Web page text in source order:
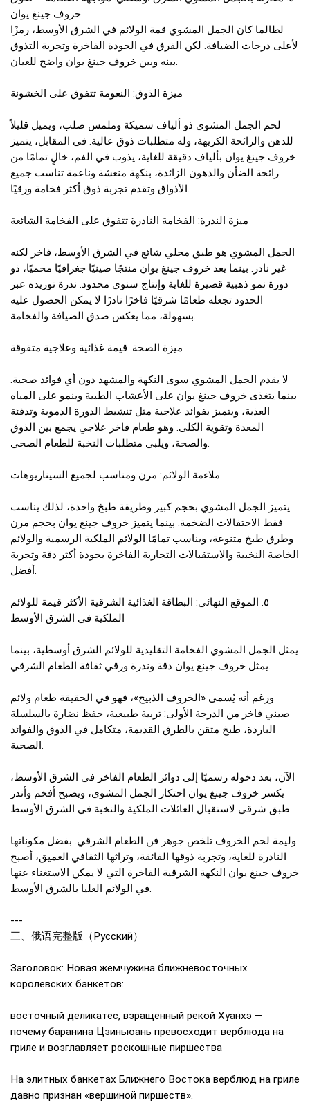
خروف جينغ يوان
لطالما كان الجمل المشوي قمة الولائم في الشرق الأوسط، رمزًا
لأعلى درجات الضيافة. لكن الفرق في الجودة الفاخرة وتجربة التذوق
بينه وبين خروف جينغ يوان واضح للعيان.
ميزة الذوق: النعومة تتفوق على الخشونة
لحم الجمل المشوي ذو ألياف سميكة وملمس صلب، ويميل قليلاً
للدهن والرائحة الكريهة، وله متطلبات ذوق عالية. في المقابل، يتميز
خروف جينغ يوان بألياف دقيقة للغاية، يذوب في الفم، خالٍ تمامًا من
رائحة الضأن والدهون الزائدة، بنكهة منعشة وناعمة تناسب جميع
الأذواق وتقدم تجربة ذوق أكثر فخامة ورقيًا.
ميزة الندرة: الفخامة النادرة تتفوق على الفخامة الشائعة
الجمل المشوي هو طبق محلي شائع في الشرق الأوسط، فاخر لكنه
غير نادر. بينما يعد خروف جينغ يوان منتجًا صينيًا جغرافيًا محميًا، ذو
دورة نمو ذهبية قصيرة للغاية وإنتاج سنوي محدود. ندرة توريده عبر
الحدود تجعله طعامًا شرقيًا فاخرًا نادرًا لا يمكن الحصول عليه
بسهولة، مما يعكس صدق الضيافة والفخامة.
ميزة الصحة: قيمة غذائية وعلاجية متفوقة
لا يقدم الجمل المشوي سوى النكهة والمشهد دون أي فوائد صحية.
بينما يتغذى خروف جينغ يوان على الأعشاب الطبية وينمو على المياه
العذبة، ويتميز بفوائد علاجية مثل تنشيط الدورة الدموية وتدفئة
المعدة وتقوية الكلى. وهو طعام فاخر علاجي يجمع بين الذوق
والصحة، ويلبي متطلبات النخبة للطعام الصحي.
ملاءمة الولائم: مرن ومناسب لجميع السيناريوهات
يتميز الجمل المشوي بحجم كبير وطريقة طبخ واحدة، لذلك يناسب
فقط الاحتفالات الضخمة. بينما يتميز خروف جينغ يوان بحجم مرن
وطرق طبخ متنوعة، ويناسب تمامًا الولائم الملكية الرسمية والولائم
الخاصة النخبية والاستقبالات التجارية الفاخرة بجودة أكثر دقة وتجربة
أفضل.
٥. الموقع النهائي: البطاقة الغذائية الشرقية الأكثر قيمة للولائم
الملكية في الشرق الأوسط
يمثل الجمل المشوي الفخامة التقليدية للولائم الشرق أوسطية، بينما
يمثل خروف جينغ يوان دقة وندرة ورقي ثقافة الطعام الشرقي.
ورغم أنه يُسمى «الخروف الذبيح»، فهو في الحقيقة طعام ولائم
صيني فاخر من الدرجة الأولى: تربية طبيعية، حفظ نضارة بالسلسلة
الباردة، طبخ متقن بالطرق القديمة، متكامل في الذوق والفوائد
الصحية.
الآن، بعد دخوله رسميًا إلى دوائر الطعام الفاخر في الشرق الأوسط،
يكسر خروف جينغ يوان احتكار الجمل المشوي، ويصبح أفخم وأندر
طبق شرقي لاستقبال العائلات الملكية والنخبة في الشرق الأوسط.
وليمة لحم الخروف تلخص جوهر فن الطعام الشرقي. بفضل مكوناتها
النادرة للغاية، وتجربة ذوقها الفائقة، وتراثها الثقافي العميق، أصبح
خروف جينغ يوان النكهة الشرقية الفاخرة التي لا يمكن الاستغناء عنها
في الولائم العليا بالشرق الأوسط.
---
三、俄语完整版（Русский）
Заголовок: Новая жемчужина ближневосточных
королевских банкетов:
восточный деликатес, взращённый рекой Хуанхэ —
почему баранина Цзиньюань превосходит верблюда на
гриле и возглавляет роскошные пиршества
На элитных банкетах Ближнего Востока верблюд на гриле
давно признан «вершиной пиршеств».